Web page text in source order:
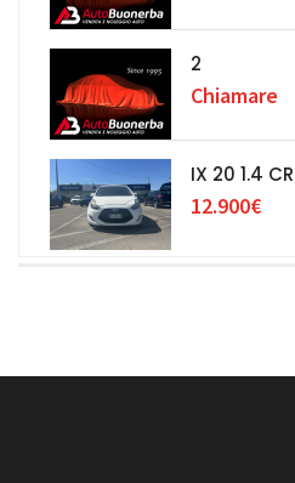
2
Chiamare
IX 20 1.4
12.900€